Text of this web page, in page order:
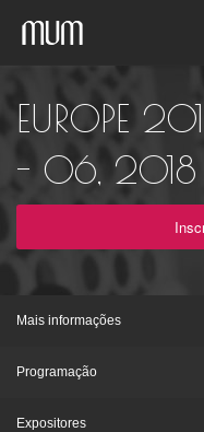
Galeria de fotos
Arquivo de evento
EUROPE
- 06, 2018
Mais informações
Programação
Expositores